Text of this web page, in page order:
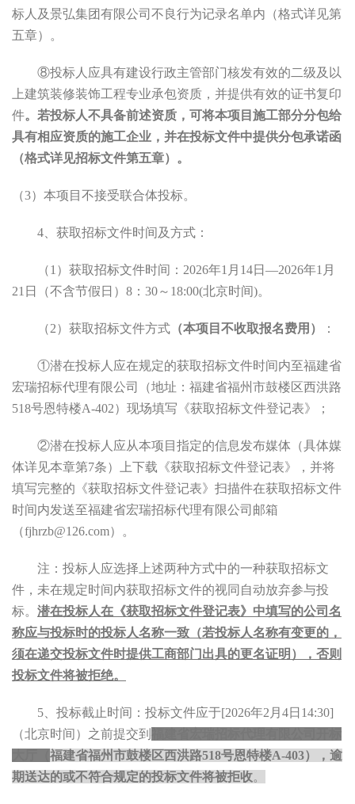
标人及景弘集团有限公司不良行为记录名单内（格式详见第
五章）。
⑧投标人应具有建设行政主管部门核发有效的二级及以
上建筑装修装饰工程专业承包资质，并提供有效的证书复印
件。若投标人不具备前述资质，可将本项目施工部分分包给
具有相应资质的施工企业，并在投标文件中提供分包承诺函
（格式详见招标文件第五章）。
（3）本项目不接受联合体投标。
4、 获取招标文件时间及方式：
（1）获取招标文件时间：2026年1 月 14日 —2026年1 月
21 日（不含节假日） 8：30～18:00(北京时间)。
（2）获取招标文件方式 （本项目不收取报名费用） ：
①潜在投标人应在规定的获取招标文件时间内至福建省
宏瑞招标代理有限公司（地址：福建省福州市鼓楼区西洪路
518号恩特楼A-402）现场填写《获取招标文件登记表》；
②潜在投标人应从本项目指定的信息发布媒体（具体媒
体详见本章第7条）上下载《获取招标文件登记表》，并将
填写完整的《获取招标文件登记表》扫描件在获取招标文件
时间内发送至福建省宏瑞招标代理有限公司邮箱
（fjhrzb@126.com）。
注：投标人应选择上述两种方式中的一种获取招标文
件，未在规定时间内获取招标文件的视同自动放弃参与投
标。 潜在投标人在《获取招标文件登记表》中填写的公司名
称应与投标时的投标人名称一致（若投标人名称有变更的，
须在递交投标文件时提供工商部门出具的更名证明），否则
投标文件将被拒绝。
5 、投标截止时间：投标文件应于[2026年2 月 4日 14:30]
（北京时间）之前提交到
福建省福州市鼓楼区西洪路518号恩特楼A-403），逾
期送达的或不符合规定的投标文件将被拒收。